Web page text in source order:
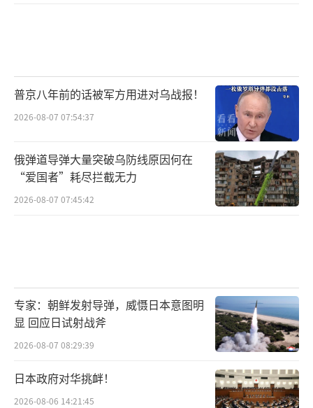
普京八年前的话被军方用进对乌战报！
2026-08-07 07:54:37
俄弹道导弹大量突破乌防线原因何在
“爱国者”耗尽拦截无力
2026-08-07 07:45:42
专家：朝鲜发射导弹，威慑日本意图明
显 回应日试射战斧
2026-08-07 08:29:39
日本政府对华挑衅！
2026-08-06 14:21:45